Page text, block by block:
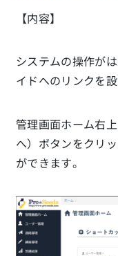
【内容】
システムの操作が
イドへのリンクを設
管理画面ホーム右
へ）ボタンをクリ
ができます。